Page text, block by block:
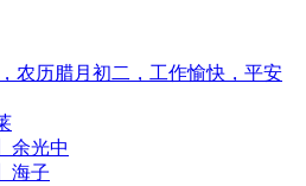
农历腊月初二，工作愉快，平安
余光中
海子